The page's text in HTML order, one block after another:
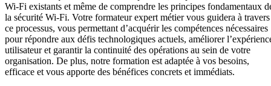
Wi-Fi existants et même de comprendre les principes fondamentaux
la sécurité Wi-Fi. Votre formateur expert métier vous guidera à travers
ce processus, vous permettant d’acquérir les compétences nécessaires
pour répondre aux défis technologiques actuels, améliorer
utilisateur et garantir la continuité des opérations au sein de votre
organisation. De plus, notre formation est adaptée à vos besoins,
efficace et vous apporte des bénéfices concrets et immédiats.